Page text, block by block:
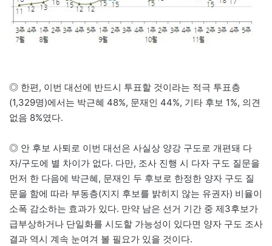
◎ 한편, 이번 대선에 반드시 투표할 것이라는 적극 투표층
(1,329명)에서는 박근혜 48%, 문재인 44%, 기타 후보 1%, 의견
없음 8%였다.
◎ 안 후보 사퇴로 이번 대선은 사실상 양강 구도로 개편돼 다
자/구도에 별 차이가 없다. 다만, 조사 진행 시 다자 구도 질문을
먼저 한 다음에 박근혜, 문재인 두 후보로 한정한 양자 구도 질
문을 함에 따라 부동층(지지 후보를 밝히지 않는 유권자) 비율이
소폭 감소하는 효과가 있다. 만약 남은 선거 기간 중 제3후보가
급부상하거나 단일화를 시도할 가능성이 있다면 양자 구도 조사
결과 역시 계속 눈여겨 볼 필요가 있을 것이다.